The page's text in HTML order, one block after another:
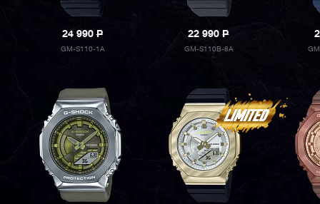
24 990P
GM-S110-1A
22 990P
GM-S110B-8A